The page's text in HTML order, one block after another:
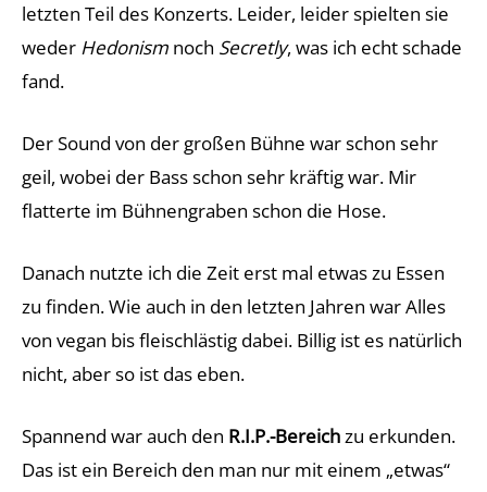
letzten Teil des Konzerts. Leider, leider spielten sie
weder Hedonism noch Secretly, was ich echt schade
fand.
Der Sound von der großen Bühne war schon sehr
geil, wobei der Bass schon sehr kräftig war. Mir
flatterte im Bühnengraben schon die Hose.
Danach nutzte ich die Zeit erst mal etwas zu Essen
zu finden. Wie auch in den letzten Jahren war Alles
von vegan bis fleischlästig dabei. Billig ist es natürlich
nicht, aber so ist das eben.
Spannend war auch den R.I.P.-Bereichzu erkunden.
Das ist ein Bereich den man nur mit einem „etwas“